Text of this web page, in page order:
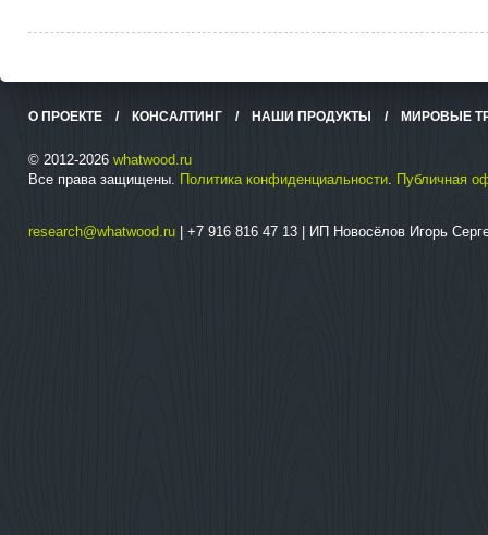
О ПРОЕКТЕ / КОНСАЛТИНГ / НАШИ ПРОДУКТЫ / МИРОВЫЕ
© 2012-2026 whatwood.ru
Все права защищены. Политика конфиденциальности. Публичная
research@whatwood.ru | +7 916 816 47 13 | ИП Новосёлов Игорь